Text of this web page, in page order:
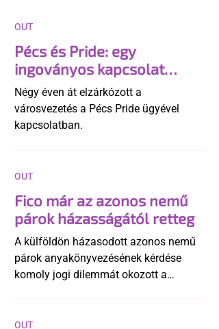
Pécs és Pride: egy
ingoványos kapcsolat
története
Négy éven át elzárkózott a
városvezetés a Pécs Pride ügyével
kapcsolatban.
OUT
Fico már az azonos nemű
párok házasságától retteg
A külföldön házasodott azonos nemű
párok anyakönyvezésének kérdése
komoly jogi dilemmát okozott a
egyértelműen tiltja a házasságuk
OUT
OUT